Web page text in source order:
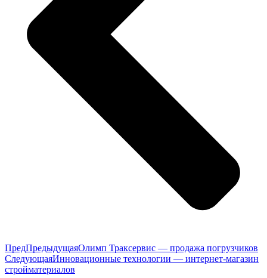
ПредПредыдущаяОлимп Траксервис — продажа погрузчиков
СледующаяИнновационные технологии — интернет-магазин
стройматериалов